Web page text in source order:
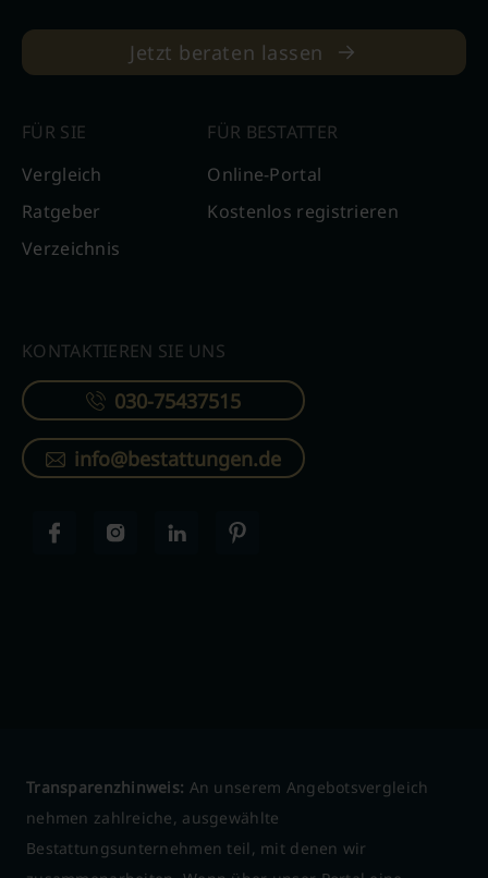
Jetzt beraten lassen
FÜR SIE
Vergleich
Ratgeber
Verzeichnis
FÜR BESTATTER
Online-Portal
Kostenlos registrieren
KONTAKTIEREN SIE UNS
030-75437515
info@bestattungen.de
Transparenzhinweis: An unserem Angebotsvergleich
nehmen zahlreiche, ausgewählte
Bestattungsunternehmen teil, mit denen wir